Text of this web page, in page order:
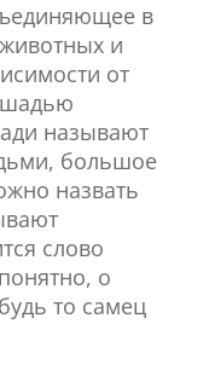
в
и
от
называют
большое
назвать
слово
о
то самец